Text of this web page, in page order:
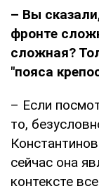
– Вы
фронте
сложная?
"пояса
– Если
то,
сейчас она
контексте